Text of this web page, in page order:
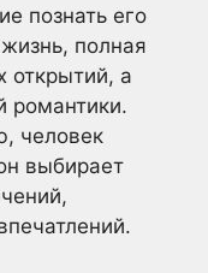
познать его
полная
открытий, а
романтики.
человек
выбирает